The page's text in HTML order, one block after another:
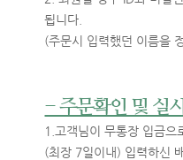
됩니다.
(주문시 입력했던 이름을
- 주문확인 및 실
1.고객님이 무통장 입금
(최장 7일이내) 입력하신